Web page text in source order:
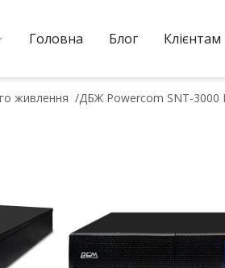
Головна Блог Клієнтам
живлення ДБЖ Powercom SNT-3000